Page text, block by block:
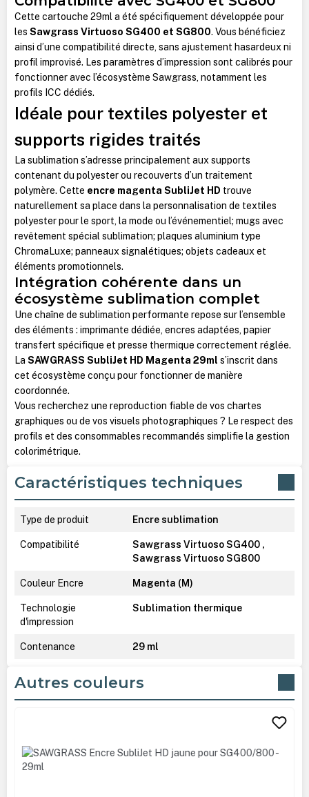
Cette cartouche 29ml a été spécifiquement développée pour
les Sawgrass Virtuoso SG400 et SG800. Vous bénéficiez
ainsi d’une compatibilité directe, sans ajustement hasardeux ni
profil improvisé. Les paramètres d’impression sont calibrés pour
fonctionner avec l’écosystème Sawgrass, notamment les
profils ICC dédiés.
Idéale pour textiles polyester et
supports rigides traités
La sublimation s’adresse principalement aux supports
contenant du polyester ou recouverts d’un traitement
polymère. Cette encre magenta SubliJet HD trouve
naturellement sa place dans la personnalisation de textiles
polyester pour le sport, la mode ou l’événementiel; mugs avec
revêtement spécial sublimation; plaques aluminium type
ChromaLuxe; panneaux signalétiques; objets cadeaux et
éléments promotionnels.
Intégration cohérente dans un
écosystème sublimation complet
Une chaîne de sublimation performante repose sur l’ensemble
des éléments : imprimante dédiée, encres adaptées, papier
transfert spécifique et presse thermique correctement réglée.
La SAWGRASS SubliJet HD Magenta 29ml s’inscrit dans
cet écosystème conçu pour fonctionner de manière
coordonnée.
Vous recherchez une reproduction fiable de vos chartes
graphiques ou de vos visuels photographiques ? Le respect des
profils et des consommables recommandés simplifie la gestion
colorimétrique.
Caractéristiques techniques
Type de produit Encre sublimation
Compatibilité
Sawgrass Virtuoso SG400 ,
Sawgrass Virtuoso SG800
Couleur Encre Magenta (M)
Technologie
d'impression
Sublimation thermique
Contenance 29 ml
Autres couleurs